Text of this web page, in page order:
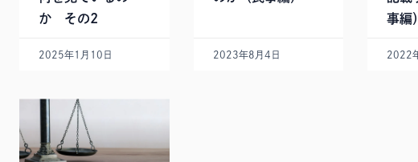
か その2
2025年1月10日 2023年8月4日
事編
2022